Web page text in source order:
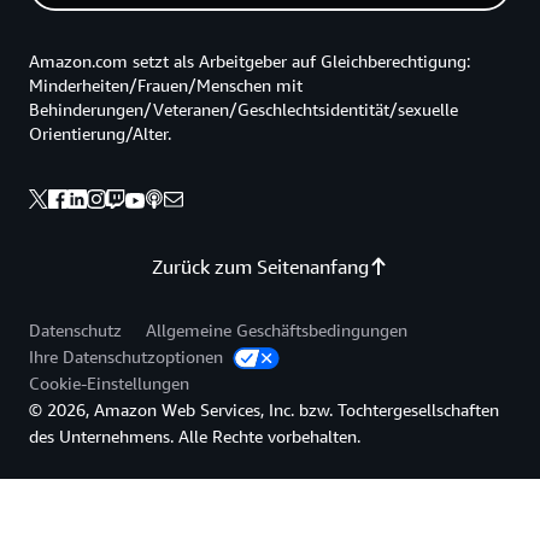
Zurück zum Seitenanfang
Amazon.com setzt als Arbeitgeber auf Gleichberechtigung:
Minderheiten/Frauen/Menschen mit
Behinderungen/Veteranen/Geschlechtsidentität/sexuelle
Orientierung/Alter.
Datenschutz
Allgemeine Geschäftsbedingungen
Ihre Datenschutzoptionen
Cookie-Einstellungen
© 2026, Amazon Web Services, Inc. bzw. Tochtergesellschaften
des Unternehmens. Alle Rechte vorbehalten.